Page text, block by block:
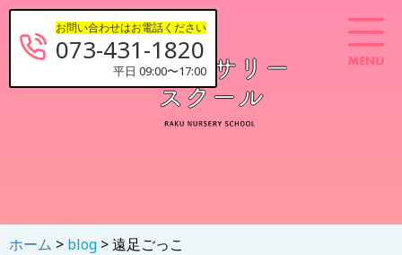
お問い合わせはお電話ください
073-431-1820
平日 09:00〜17:00
ホーム > blog > 遠足ごっこ